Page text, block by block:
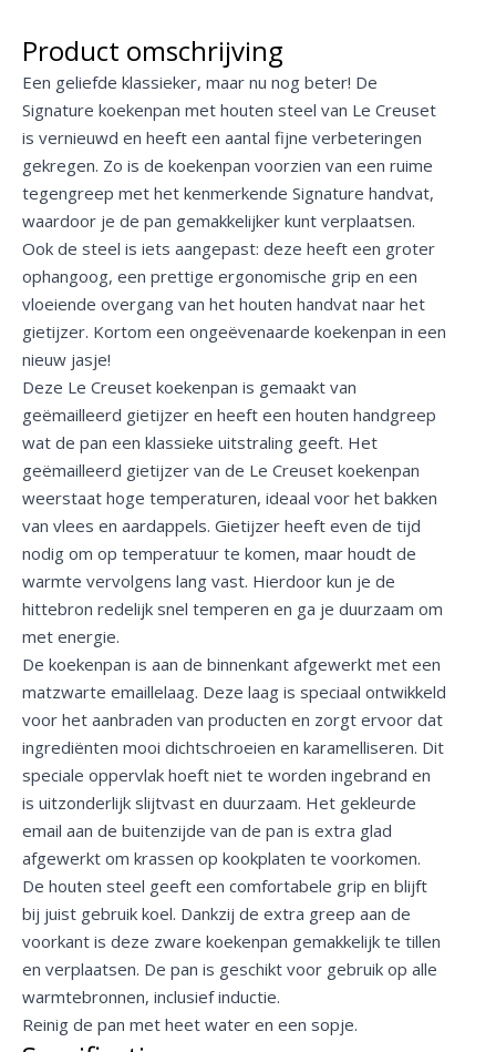
Product omschrijving
Een geliefde klassieker, maar nu nog beter! De
Signature koekenpan met houten steel van Le Creuset
is vernieuwd en heeft een aantal fijne verbeteringen
gekregen. Zo is de koekenpan voorzien van een ruime
tegengreep met het kenmerkende Signature handvat,
waardoor je de pan gemakkelijker kunt verplaatsen.
Ook de steel is iets aangepast: deze heeft een groter
ophangoog, een prettige ergonomische grip en een
vloeiende overgang van het houten handvat naar het
gietijzer. Kortom een ongeëvenaarde koekenpan in een
nieuw jasje!
Deze Le Creuset koekenpan is gemaakt van
geëmailleerd gietijzer en heeft een houten handgreep
wat de pan een klassieke uitstraling geeft. Het
geëmailleerd gietijzer van de Le Creuset koekenpan
weerstaat hoge temperaturen, ideaal voor het bakken
van vlees en aardappels. Gietijzer heeft even de tijd
nodig om op temperatuur te komen, maar houdt de
warmte vervolgens lang vast. Hierdoor kun je de
hittebron redelijk snel temperen en ga je duurzaam om
met energie.
De koekenpan is aan de binnenkant afgewerkt met een
matzwarte emaillelaag. Deze laag is speciaal ontwikkeld
voor het aanbraden van producten en zorgt ervoor dat
ingrediënten mooi dichtschroeien en karamelliseren. Dit
speciale oppervlak hoeft niet te worden ingebrand en
is uitzonderlijk slijtvast en duurzaam. Het gekleurde
email aan de buitenzijde van de pan is extra glad
afgewerkt om krassen op kookplaten te voorkomen.
De houten steel geeft een comfortabele grip en blijft
bij juist gebruik koel. Dankzij de extra greep aan de
voorkant is deze zware koekenpan gemakkelijk te tillen
en verplaatsen. De pan is geschikt voor gebruik op alle
warmtebronnen, inclusief inductie.
Reinig de pan met heet water en een sopje.